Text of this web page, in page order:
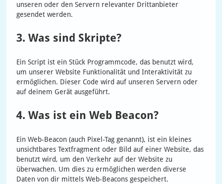
unseren oder den Servern relevanter Drittanbieter
gesendet werden.
3. Was sind Skripte?
Ein Script ist ein Stück Programmcode, das benutzt wird,
um unserer Website Funktionalität und Interaktivität zu
ermöglichen. Dieser Code wird auf unseren Servern oder
auf deinem Gerät ausgeführt.
4. Was ist ein Web Beacon?
Ein Web-Beacon (auch Pixel-Tag genannt), ist ein kleines
unsichtbares Textfragment oder Bild auf einer Website, das
benutzt wird, um den Verkehr auf der Website zu
überwachen. Um dies zu ermöglichen werden diverse
Daten von dir mittels Web-Beacons gespeichert.